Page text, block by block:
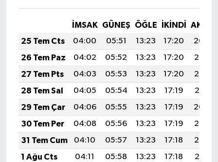
İMSAK GÜNEŞ ÖĞLE İKINDI
25 Tem Cts
04:00 05:51 13:23 17:20
20:44
26 Tem Paz
04:02 05:52 13:23 17:20
20:43
27 Tem Pts
04:03 05:53 13:23 17:20
20:42
28 Tem Sal
04:05 05:54 13:23 17:19
20:41
29 Tem Çar
04:06 05:55 13:23 17:19
20:40
30 Tem Per
04:08 05:56 13:23 17:19
20:39
31 Tem Cum
04:10 05:57 13:23 17:18
20:38
1 Ağu Cts
04:11 05:58 13:23 17:18
20:37